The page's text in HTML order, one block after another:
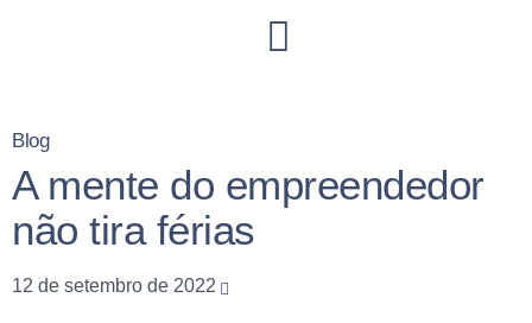
Blog
A mente do empreendedor
não tira férias
12 de setembro de 2022